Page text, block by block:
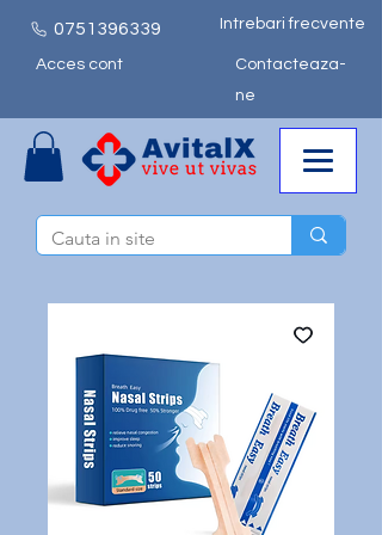
0751 396339
Acces cont
Intrebari frecvente
Contacteaza-
ne